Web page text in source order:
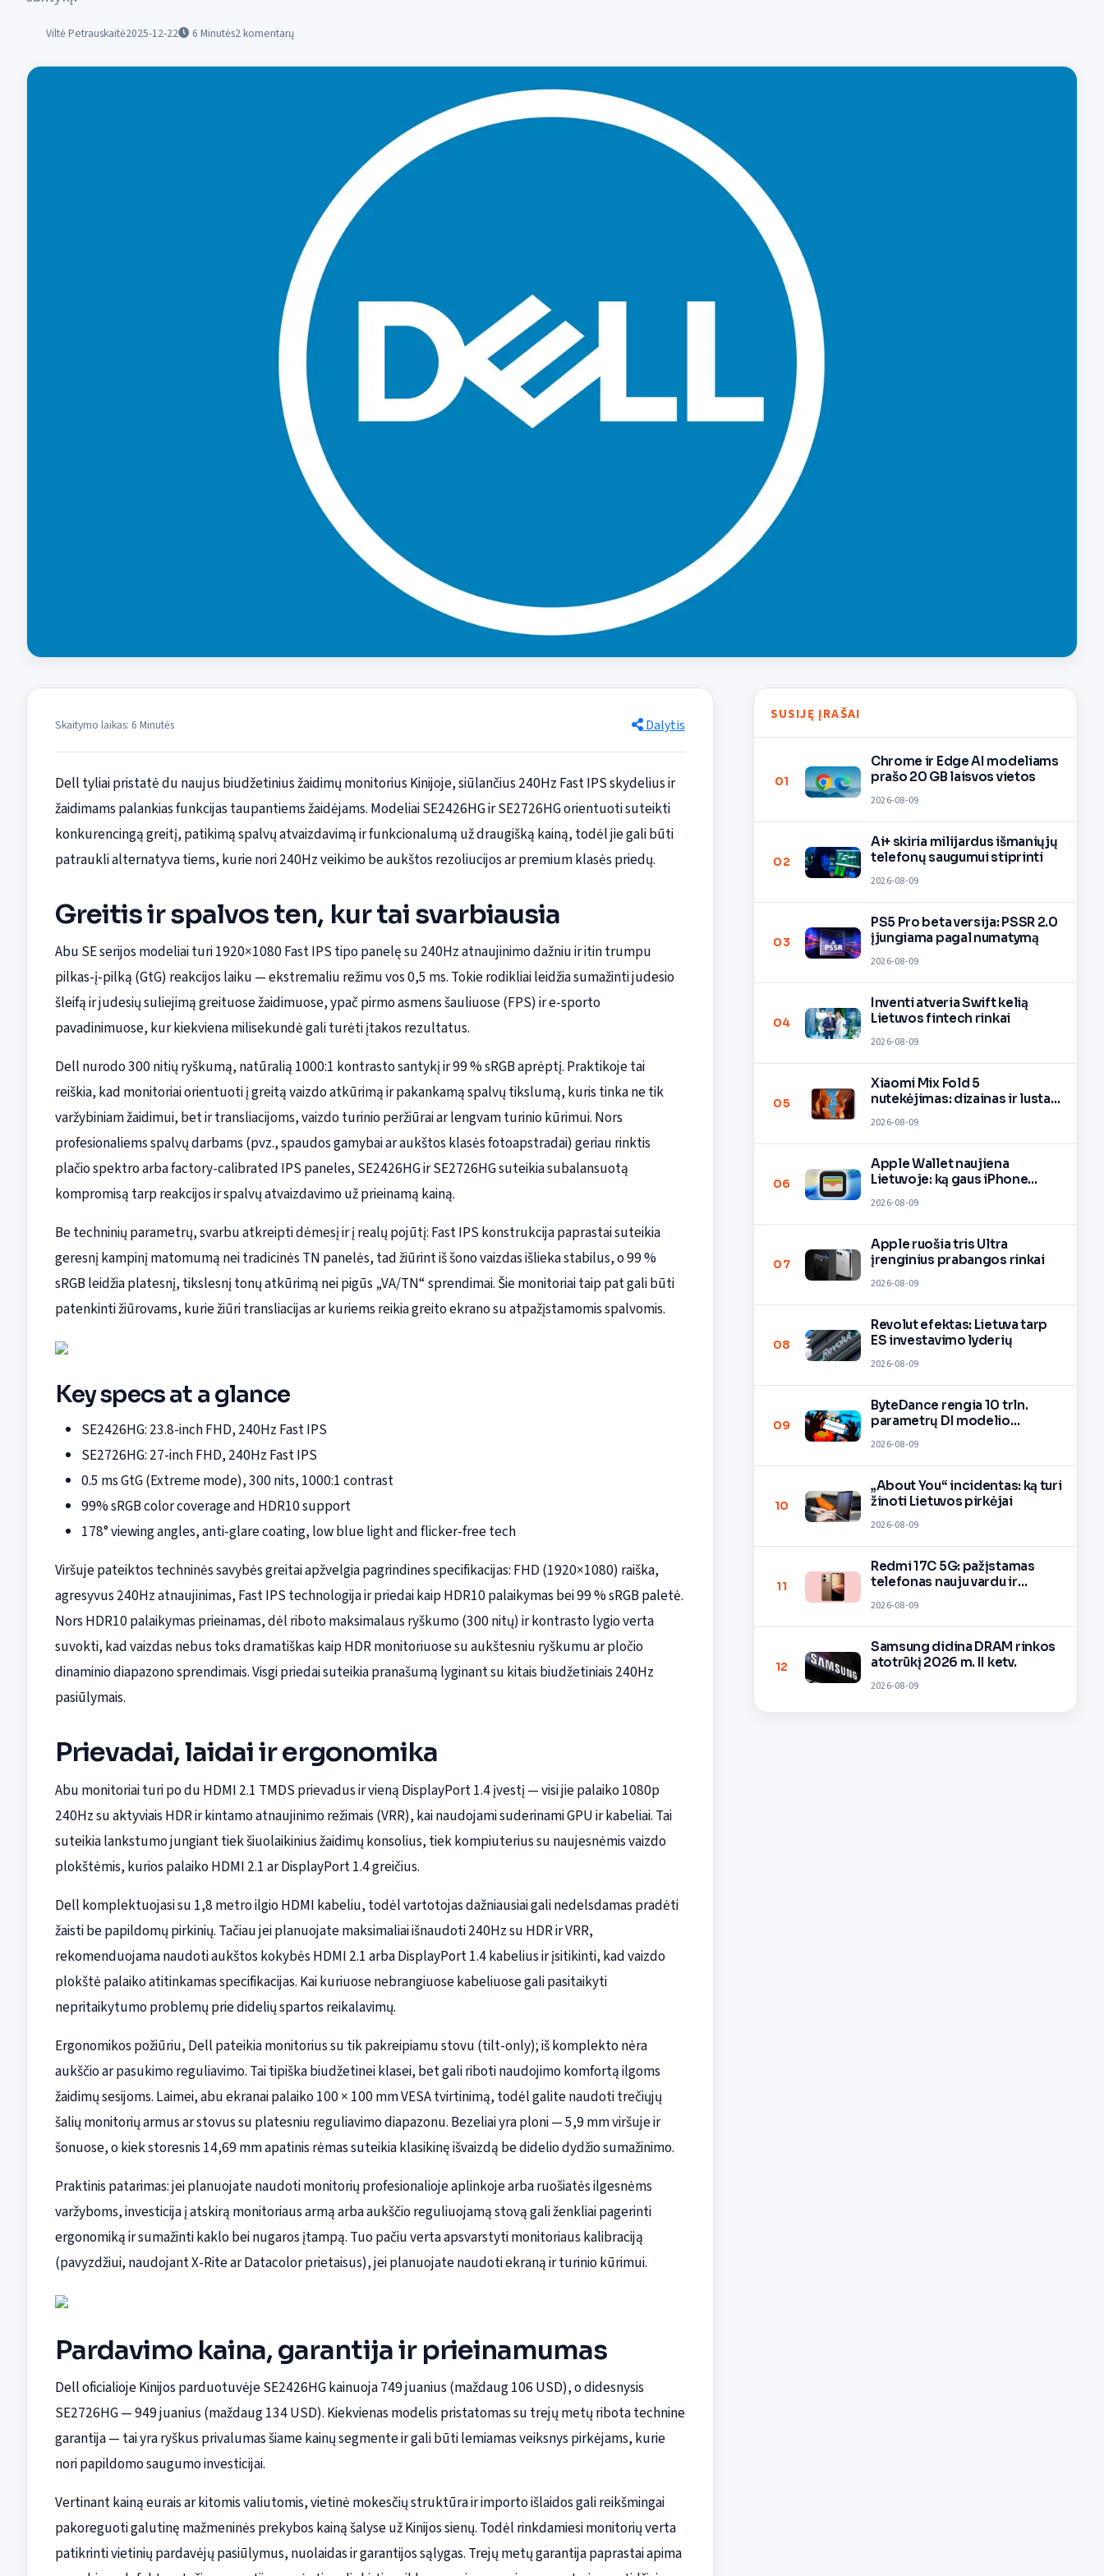
Viltė Petrauskaitė2025-12-22 6 Minutės2 komentarų
Skaitymo laikas: 6 Minutės Dalytis
Dell tyliai pristatė du naujus biudžetinius žaidimų monitorius Kinijoje, siūlančius 240Hz Fast IPS skydelius ir
žaidimams palankias funkcijas taupantiems žaidėjams. Modeliai SE2426HG ir SE2726HG orientuoti suteikti
konkurencingą greitį, patikimą spalvų atvaizdavimą ir funkcionalumą už draugišką kainą, todėl jie gali būti
patraukli alternatyva tiems, kurie nori 240Hz veikimo be aukštos rezoliucijos ar premium klasės priedų.
Greitis ir spalvos ten, kur tai svarbiausia
Abu SE serijos modeliai turi 1920×1080 Fast IPS tipo panelę su 240Hz atnaujinimo dažniu ir itin trumpu
pilkas-į-pilką (GtG) reakcijos laiku — ekstremaliu režimu vos 0,5 ms. Tokie rodikliai leidžia sumažinti judesio
šleifą ir judesių suliejimą greituose žaidimuose, ypač pirmo asmens šauliuose (FPS) ir e-sporto
pavadinimuose, kur kiekviena milisekundė gali turėti įtakos rezultatus.
Dell nurodo 300 nitių ryškumą, natūralią 1000:1 kontrasto santykį ir 99 % sRGB aprėptį. Praktikoje tai
reiškia, kad monitoriai orientuoti į greitą vaizdo atkūrimą ir pakankamą spalvų tikslumą, kuris tinka ne tik
varžybiniam žaidimui, bet ir transliacijoms, vaizdo turinio peržiūrai ar lengvam turinio kūrimui. Nors
profesionaliems spalvų darbams (pvz., spaudos gamybai ar aukštos klasės fotoapstradai) geriau rinktis
plačio spektro arba factory-calibrated IPS paneles, SE2426HG ir SE2726HG suteikia subalansuotą
kompromisą tarp reakcijos ir spalvų atvaizdavimo už prieinamą kainą.
Be techninių parametrų, svarbu atkreipti dėmesį ir į realų pojūtį: Fast IPS konstrukcija paprastai suteikia
geresnį kampinį matomumą nei tradicinės TN panelės, tad žiūrint iš šono vaizdas išlieka stabilus, o 99 %
sRGB leidžia platesnį, tikslesnį tonų atkūrimą nei pigūs „VA/TN“ sprendimai. Šie monitoriai taip pat gali būti
patenkinti žiūrovams, kurie žiūri transliacijas ar kuriems reikia greito ekrano su atpažįstamomis spalvomis.
Key specs at a glance
SE2426HG: 23.8-inch FHD, 240Hz Fast IPS
SE2726HG: 27-inch FHD, 240Hz Fast IPS
0.5 ms GtG (Extreme mode), 300 nits, 1000:1 contrast
99% sRGB color coverage and HDR10 support
178° viewing angles, anti-glare coating, low blue light and flicker-free tech
Viršuje pateiktos techninės savybės greitai apžvelgia pagrindines specifikacijas: FHD (1920×1080) raiška,
agresyvus 240Hz atnaujinimas, Fast IPS technologija ir priedai kaip HDR10 palaikymas bei 99 % sRGB paletė.
Nors HDR10 palaikymas prieinamas, dėl riboto maksimalaus ryškumo (300 nitų) ir kontrasto lygio verta
suvokti, kad vaizdas nebus toks dramatiškas kaip HDR monitoriuose su aukštesniu ryškumu ar pločio
dinaminio diapazono sprendimais. Visgi priedai suteikia pranašumą lyginant su kitais biudžetiniais 240Hz
pasiūlymais.
Prievadai, laidai ir ergonomika
Abu monitoriai turi po du HDMI 2.1 TMDS prievadus ir vieną DisplayPort 1.4 įvestį — visi jie palaiko 1080p
240Hz su aktyviais HDR ir kintamo atnaujinimo režimais (VRR), kai naudojami suderinami GPU ir kabeliai. Tai
suteikia lankstumo jungiant tiek šiuolaikinius žaidimų konsolius, tiek kompiuterius su naujesnėmis vaizdo
plokštėmis, kurios palaiko HDMI 2.1 ar DisplayPort 1.4 greičius.
Dell komplektuojasi su 1,8 metro ilgio HDMI kabeliu, todėl vartotojas dažniausiai gali nedelsdamas pradėti
žaisti be papildomų pirkinių. Tačiau jei planuojate maksimaliai išnaudoti 240Hz su HDR ir VRR,
rekomenduojama naudoti aukštos kokybės HDMI 2.1 arba DisplayPort 1.4 kabelius ir įsitikinti, kad vaizdo
plokštė palaiko atitinkamas specifikacijas. Kai kuriuose nebrangiuose kabeliuose gali pasitaikyti
nepritaikytumo problemų prie didelių spartos reikalavimų.
Ergonomikos požiūriu, Dell pateikia monitorius su tik pakreipiamu stovu (tilt-only); iš komplekto nėra
aukščio ar pasukimo reguliavimo. Tai tipiška biudžetinei klasei, bet gali riboti naudojimo komfortą ilgoms
žaidimų sesijoms. Laimei, abu ekranai palaiko 100 × 100 mm VESA tvirtinimą, todėl galite naudoti trečiųjų
šalių monitorių armus ar stovus su platesniu reguliavimo diapazonu. Bezeliai yra ploni — 5,9 mm viršuje ir
šonuose, o kiek storesnis 14,69 mm apatinis rėmas suteikia klasikinę išvaizdą be didelio dydžio sumažinimo.
Praktinis patarimas: jei planuojate naudoti monitorių profesionalioje aplinkoje arba ruošiatės ilgesnėms
varžyboms, investicija į atskirą monitoriaus armą arba aukščio reguliuojamą stovą gali ženkliai pagerinti
ergonomiką ir sumažinti kaklo bei nugaros įtampą. Tuo pačiu verta apsvarstyti monitoriaus kalibraciją
(pavyzdžiui, naudojant X-Rite ar Datacolor prietaisus), jei planuojate naudoti ekraną ir turinio kūrimui.
Pardavimo kaina, garantija ir prieinamumas
Dell oficialioje Kinijos parduotuvėje SE2426HG kainuoja 749 juanius (maždaug 106 USD), o didesnysis
SE2726HG — 949 juanius (maždaug 134 USD). Kiekvienas modelis pristatomas su trejų metų ribota technine
garantija — tai yra ryškus privalumas šiame kainų segmente ir gali būti lemiamas veiksnys pirkėjams, kurie
nori papildomo saugumo investicijai.
Vertinant kainą eurais ar kitomis valiutomis, vietinė mokesčių struktūra ir importo išlaidos gali reikšmingai
pakoreguoti galutinę mažmeninės prekybos kainą šalyse už Kinijos sienų. Todėl rinkdamiesi monitorių verta
patikrinti vietinių pardavėjų pasiūlymus, nuolaidas ir garantijos sąlygas. Trejų metų garantija paprastai apima
SUSIJĘ ĮRAŠAI
01
Chrome ir Edge AI modeliams
prašo 20 GB laisvos vietos
2026-08-09
02
Ai+ skiria milijardus išmaniųjų
telefonų saugumui stiprinti
2026-08-09
03
PS5 Pro beta versija: PSSR 2.0
įjungiama pagal numatymą
2026-08-09
04
Inventi atveria Swift kelią
Lietuvos fintech rinkai
2026-08-09
05
Xiaomi Mix Fold 5
nutekėjimas: dizainas ir lustas
2026-08-09
06
Apple Wallet naujiena
Lietuvoje: ką gaus iPhone
2026-08-09
07
Apple ruošia tris Ultra
įrenginius prabangos rinkai
2026-08-09
08
Revolut efektas: Lietuva tarp
ES investavimo lyderių
2026-08-09
09
ByteDance rengia 10 trln.
parametrų DI modelio
2026-08-09
10
„About You“ incidentas: ką turi
žinoti Lietuvos pirkėjai
2026-08-09
11
Redmi 17C 5G: pažįstamas
telefonas nauju vardu ir
2026-08-09
12
Samsung didina DRAM rinkos
atotrūkį 2026 m. II ketv.
2026-08-09